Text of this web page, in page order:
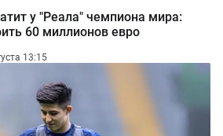
у "Реала" чемпиона мира:
60 миллионов евро
13:15